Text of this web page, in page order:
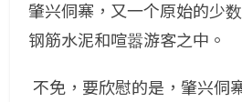
肇兴侗寨，又一个原始的少
钢筋水泥和喧嚣游客之中。
不免，要欣慰的是，肇兴侗